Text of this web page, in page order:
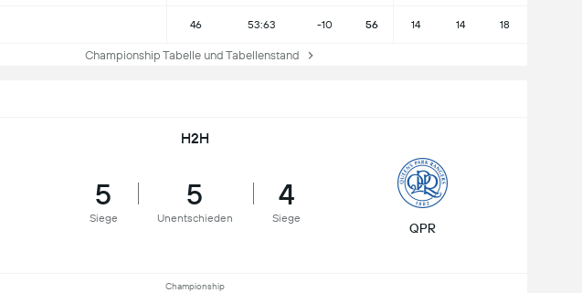
46 53:63 -10 56 14 14 18
Championship Tabelle und Tabellenstand
H2H
5
Siege
5
Unentschieden
4
Siege
QPR
Championship